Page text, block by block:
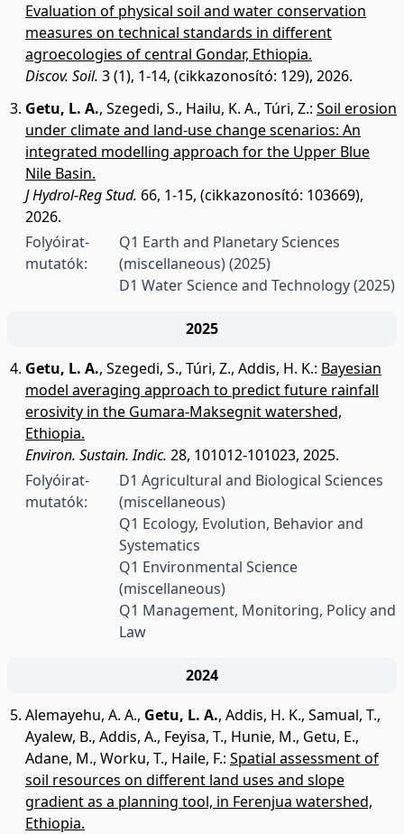
Evaluation of physical soil and water conservation
measures on technical standards in different
agroecologies of central Gondar, Ethiopia.
Discov. Soil. 3 (1), 1-14, (cikkazonosító: 129), 2026.
Getu, L. A., Szegedi, S., Hailu, K. A., Túri, Z.: Soil erosion
under climate and land-use change scenarios: An
integrated modelling approach for the Upper Blue
Nile Basin.
J Hydrol-Reg Stud. 66, 1-15, (cikkazonosító: 103669),
2026.
Folyóirat-
mutatók:
Q1 Earth and Planetary Sciences
(miscellaneous)(2025)
D1 Water Science and Technology(2025)
2025
Getu, L. A., Szegedi, S., Túri, Z., Addis, H. K.: Bayesian
model averaging approach to predict future rainfall
erosivity in the Gumara-Maksegnit watershed,
Ethiopia.
Environ. Sustain. Indic. 28, 101012-101023, 2025.
Folyóirat-
mutatók:
D1 Agricultural and Biological Sciences
(miscellaneous)
Q1 Ecology, Evolution, Behavior and
Systematics
Q1 Environmental Science
(miscellaneous)
Q1 Management, Monitoring, Policy and
Law
2024
Alemayehu, A. A., Getu, L. A., Addis, H. K., Samual, T.,
Ayalew, B., Addis, A., Feyisa, T., Hunie, M., Getu, E.,
Adane, M., Worku, T., Haile, F.: Spatial assessment of
soil resources on different land uses and slope
gradient as a planning tool, in Ferenjua watershed,
Ethiopia.